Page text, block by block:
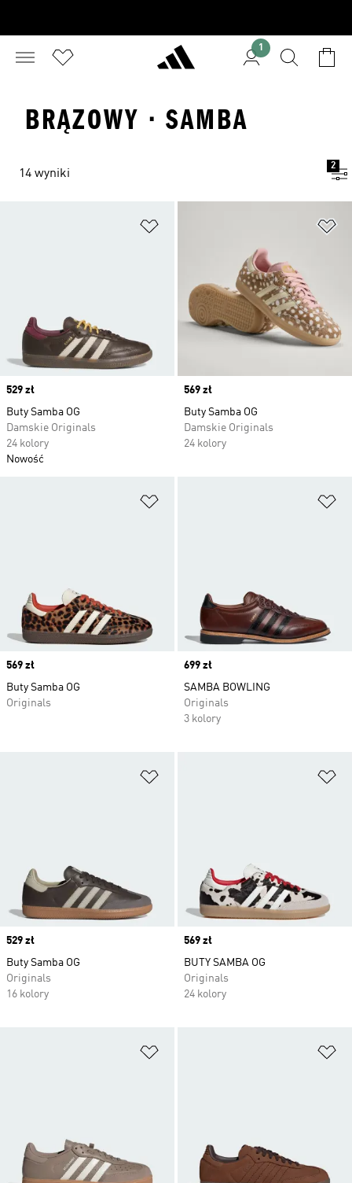
1
BRĄZOWY · SAMBA
14 wyniki
2
Price
529 zł
Buty Samba OG
Damskie Originals
24 kolory
Nowość
Price
569 zł
Buty Samba OG
Damskie Originals
24 kolory
Price
569 zł
Buty Samba OG
Originals
Price
699 zł
SAMBA BOWLING
Originals
3 kolory
Price
529 zł
Buty Samba OG
Originals
16 kolory
Price
569 zł
BUTY SAMBA OG
Originals
24 kolory